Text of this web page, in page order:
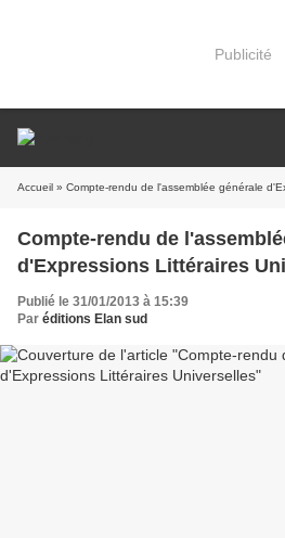
Publicité
Accueil » Compte-rendu de l'assemblée générale
Compte-rendu de
d'Expressions Littéraires
Publié le 31/01/2013 à 15:39
Par éditions Elan sud